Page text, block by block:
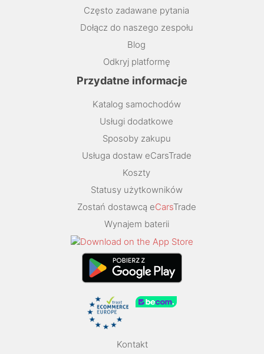
Często zadawane pytania
Dołącz do naszego zespołu
Blog
Odkryj platformę
Przydatne informacje
Katalog samochodów
Usługi dodatkowe
Sposoby zakupu
Usługa dostaw eCarsTrade
Koszty
Statusy użytkowników
Zostań dostawcą eCarsTrade
Wynajem baterii
Kontakt